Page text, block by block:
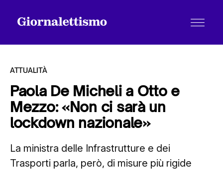
Tutti gli articoli
Chi siamo
ATTUALITÀ
Paola De Micheli a Otto e
Mezzo: «Non ci sarà un
lockdown nazionale»
La ministra delle Infrastrutture e dei
Trasporti parla, però, di misure più rigide